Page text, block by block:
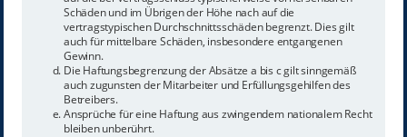
Schäden und im Übrigen der Höhe nach auf die
vertragstypischen Durchschnittsschäden begrenzt. Dies gilt
auch für mittelbare Schäden, insbesondere entgangenen
Gewinn.
Die Haftungsbegrenzung der Absätze a bis c gilt sinngemäß
auch zugunsten der Mitarbeiter und Erfüllungsgehilfen des
Betreibers.
Ansprüche für eine Haftung aus zwingendem nationalem Recht
bleiben unberührt.